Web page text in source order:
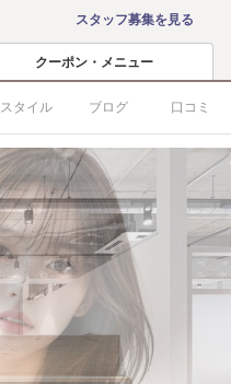
スタッフ募集を見る
クーポン・メニュー
スタイル ブログ 口コミ